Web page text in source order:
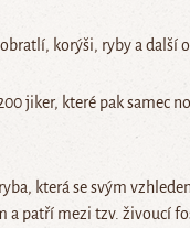
korýši, ryby a další
jiker, které pak samec
která se svým
a patří mezi tzv. živoucí